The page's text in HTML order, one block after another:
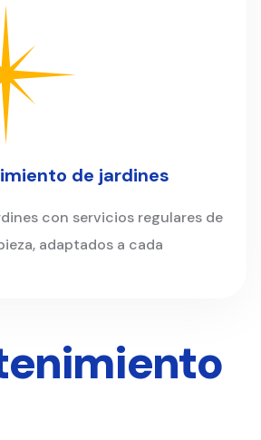
de jardines
con servicios regulares de
adaptados a cada